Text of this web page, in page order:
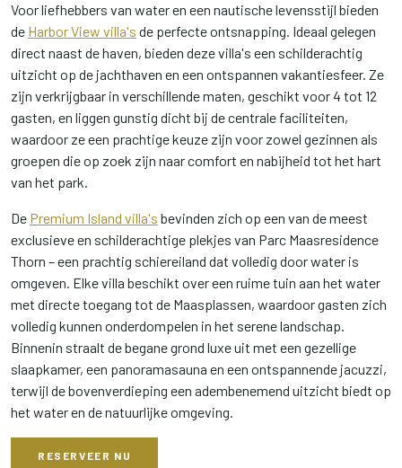
Voor liefhebbers van water en een nautische levensstijl bieden
de Harbor View villa's de perfecte ontsnapping. Ideaal gelegen
direct naast de haven, bieden deze villa's een schilderachtig
uitzicht op de jachthaven en een ontspannen vakantiesfeer. Ze
zijn verkrijgbaar in verschillende maten, geschikt voor 4 tot 12
gasten, en liggen gunstig dicht bij de centrale faciliteiten,
waardoor ze een prachtige keuze zijn voor zowel gezinnen als
groepen die op zoek zijn naar comfort en nabijheid tot het hart
van het park.
De Premium Island villa's bevinden zich op een van de meest
exclusieve en schilderachtige plekjes van Parc Maasresidence
Thorn – een prachtig schiereiland dat volledig door water is
omgeven. Elke villa beschikt over een ruime tuin aan het water
met directe toegang tot de Maasplassen, waardoor gasten zich
volledig kunnen onderdompelen in het serene landschap.
Binnenin straalt de begane grond luxe uit met een gezellige
slaapkamer, een panoramasauna en een ontspannende jacuzzi,
terwijl de bovenverdieping een adembenemend uitzicht biedt op
het water en de natuurlijke omgeving.
RESERVEER NU